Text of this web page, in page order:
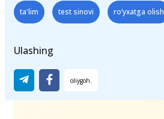
ta'lim test sinovi ro‘yxatga olish
Ulashing